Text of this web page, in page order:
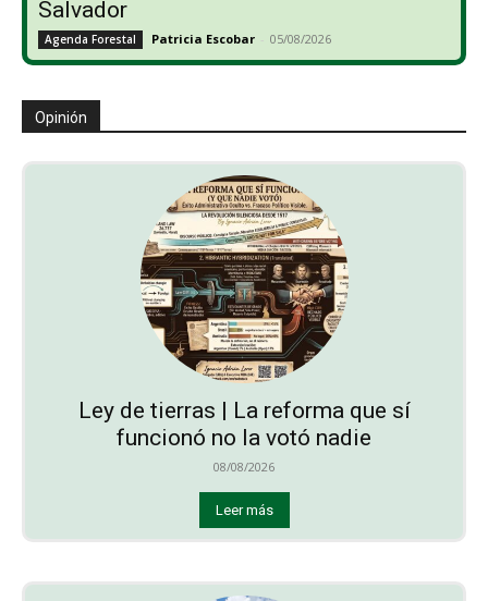
Salvador
Agenda Forestal Patricia Escobar - 05/08/2026
Opinión
Ley de tierras | La reforma que sí
funcionó no la votó nadie
08/08/2026
Leer más